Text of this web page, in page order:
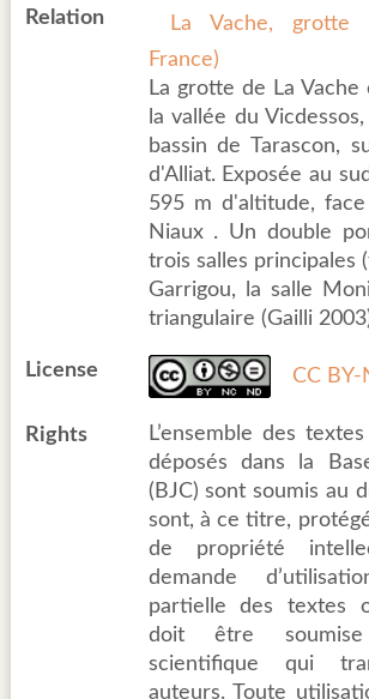
Relation
La Vache, grotte
France)
La grotte de La Vache
la vallée du
bassin de Tarascon,
d'Alliat. Exposée au
595 m d'altitude,
Niaux . Un double
trois salles principales
Garrigou, la salle
triangulaire (Gailli
License CC
Rights
L’ensemble des
déposés dans la
(BJC) sont soumis au
sont, à ce titre,
de propriété
demande
partielle des textes
doit être
scientifique qui
auteurs. Toute